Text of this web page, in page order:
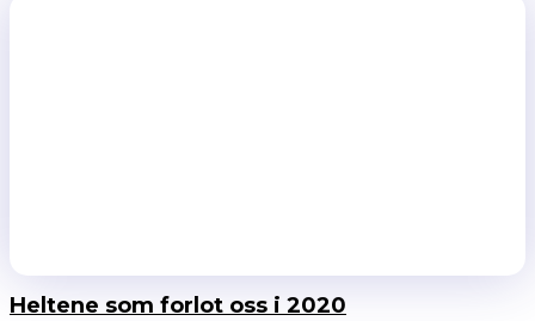
Heltene som forlot oss i 2020